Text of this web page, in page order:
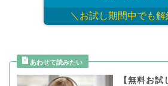
＼お試し期間中でも解
【無料お